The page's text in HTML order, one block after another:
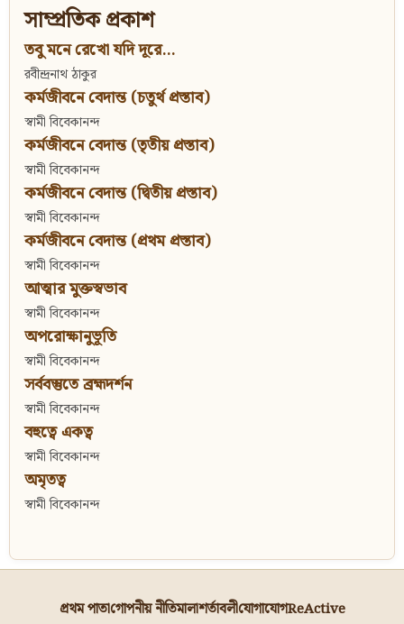
সাম্প্রতিক প্রকাশ
তবু মনে রেখো যদি দূরে...
রবীন্দ্রনাথ ঠাকুর
কর্মজীবনে বেদান্ত (চতুর্থ প্রস্তাব)
স্বামী বিবেকানন্দ
কর্মজীবনে বেদান্ত (তৃতীয় প্রস্তাব)
স্বামী বিবেকানন্দ
কর্মজীবনে বেদান্ত (দ্বিতীয় প্রস্তাব)
স্বামী বিবেকানন্দ
কর্মজীবনে বেদান্ত (প্রথম প্রস্তাব)
স্বামী বিবেকানন্দ
আত্মার মুক্তস্বভাব
স্বামী বিবেকানন্দ
অপরোক্ষানুভূতি
স্বামী বিবেকানন্দ
সর্ববস্তুতে ব্রহ্মদর্শন
স্বামী বিবেকানন্দ
বহুত্বে একত্ব
স্বামী বিবেকানন্দ
অমৃতত্ব
স্বামী বিবেকানন্দ
প্রথম পাতাগোপনীয় নীতিমালাশর্তাবলীযোগাযোগReActive